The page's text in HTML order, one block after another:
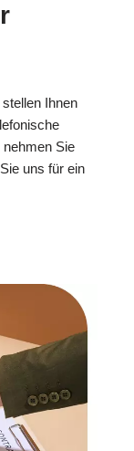
Ihnen
Sie
uns für ein